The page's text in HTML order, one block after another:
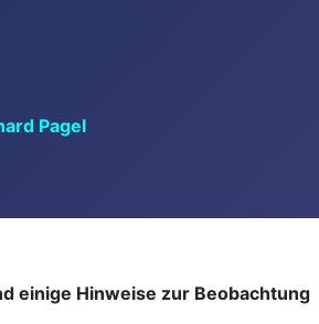
Pagel
einige Hinweise zur Beobachtung